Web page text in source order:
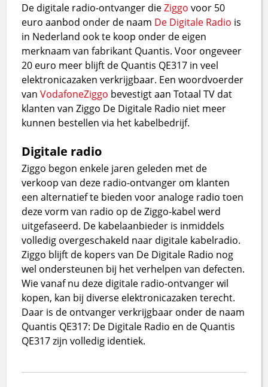
De digitale radio-ontvanger dieZiggo voor 50
euro aanbod onder de naam De Digitale Radio is
in Nederland ook te koop onder de eigen
merknaam van fabrikant Quantis. Voor ongeveer
20 euro meer blijft de Quantis QE317 in veel
elektronicazaken verkrijgbaar. Een woordvoerder
vanVodafoneZiggo bevestigt aan Totaal TV dat
klanten van Ziggo De Digitale Radio niet meer
kunnen bestellen via het kabelbedrijf.
Digitale radio
Ziggo begon enkele jaren geleden met de
verkoop van deze radio-ontvanger om klanten
een alternatief te bieden voor analoge radio toen
deze vorm van radio op de Ziggo-kabel werd
uitgefaseerd. De kabelaanbieder is inmiddels
volledig overgeschakeld naar digitale kabelradio.
Ziggo blijft de kopers van De Digitale Radio nog
wel ondersteunen bij het verhelpen van defecten.
Wie vanaf nu deze digitale radio-ontvanger wil
kopen, kan bij diverse elektronicazaken terecht.
Daar is de ontvanger verkrijgbaar onder de naam
Quantis QE317: De Digitale Radio en de Quantis
QE317 zijn volledig identiek.